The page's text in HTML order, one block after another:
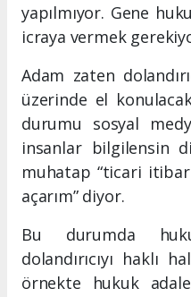
yapılmıyor. Gene
icraya vermek
Adam zaten
üzerinde el
durumu sosyal
insanlar bilgilensin
muhatap “ticari
açarım” diyor.
Bu durumda
dolandırıcıyı haklı
örnekte hukuk